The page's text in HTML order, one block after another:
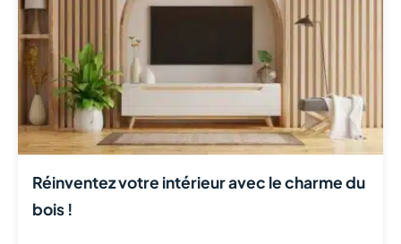
Réinventez votre intérieur avec le charme du
bois !